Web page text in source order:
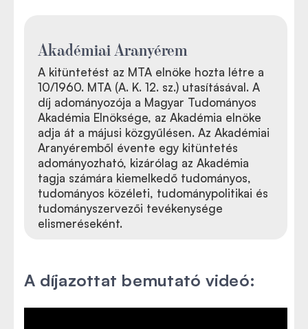
Akadémiai Aranyérem
A kitüntetést az MTA elnöke hozta létre a
10/1960. MTA (A. K. 12. sz.) utasításával. A
díj adományozója a Magyar Tudományos
Akadémia Elnöksége, az Akadémia elnöke
adja át a májusi közgyűlésen. Az Akadémiai
Aranyéremből évente egy kitüntetés
adományozható, kizárólag az Akadémia
tagja számára kiemelkedő tudományos,
tudományos közéleti, tudománypolitikai és
tudományszervezői tevékenysége
elismeréseként.
A díjazottat bemutató videó: